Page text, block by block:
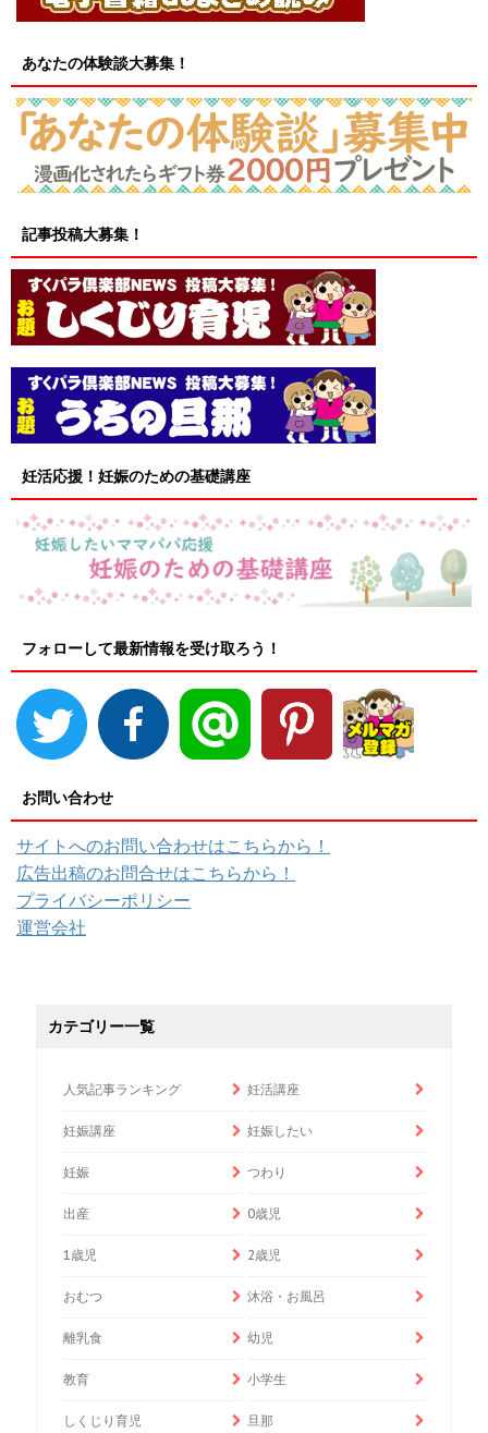
あなたの体験談大募集！
記事投稿大募集！
妊活応援！妊娠のための基礎講座
フォローして最新情報を受け取ろう！
お問い合わせ
サイトへのお問い合わせはこちらから！
広告出稿のお問合せはこちらから！
プライバシーポリシー
運営会社
カテゴリー一覧
人気記事ランキング 妊活講座
妊娠講座 妊娠したい
妊娠 つわり
出産 0歳児
1歳児 2歳児
おむつ 沐浴・お風呂
離乳食 幼児
教育 小学生
しくじり育児 旦那